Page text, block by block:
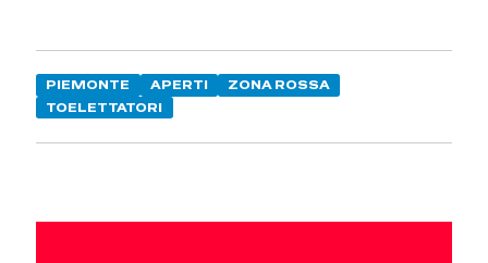
PIEMONTE APERTI
ZONA ROSSA
TOELETTATORI